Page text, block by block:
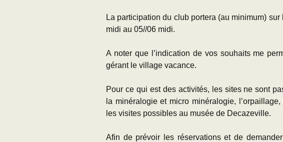
La participation du club portera (au minimum)
midi au 05//06 midi.
A noter que l’indication de vos souhaits me
gérant le village vacance.
Pour ce qui est des activités, les sites ne sont
la minéralogie et micro minéralogie,
les visites possibles au musée de Decazeville.
Afin de prévoir les réservations et de